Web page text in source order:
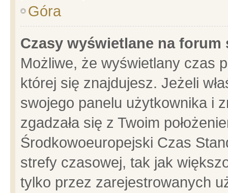
Góra
Czasy wyświetlane na forum
Możliwe, że wyświetlany czas
której się znajdujesz. Jeżeli
swojego panelu użytkownika i
zgadzała się z Twoim
Środkowoeuropejski Czas
strefy czasowej, tak jak
tylko przez zarejestrowanych